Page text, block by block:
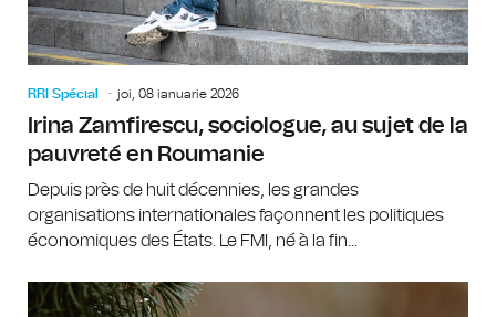
RRI Spécial joi, 08 ianuarie 2026
Irina Zamfirescu, sociologue, au sujet de la
pauvreté en Roumanie
Depuis près de huit décennies, les grandes
organisations internationales façonnent les politiques
économiques des États. Le FMI, né à la fin...